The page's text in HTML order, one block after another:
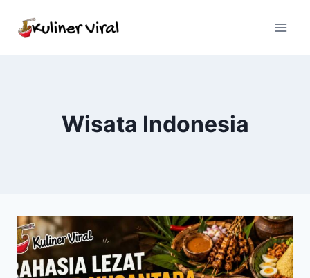
Wisata Indonesia